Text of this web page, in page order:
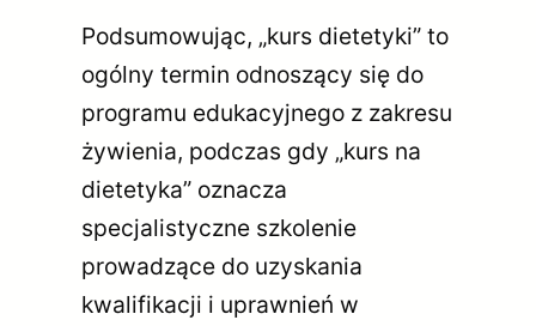
Podsumowując, „kurs dietetyki” to
ogólny termin odnoszący się do
programu edukacyjnego z zakresu
żywienia, podczas gdy „kurs na
dietetyka” oznacza
specjalistyczne szkolenie
prowadzące do uzyskania
kwalifikacji i uprawnień w